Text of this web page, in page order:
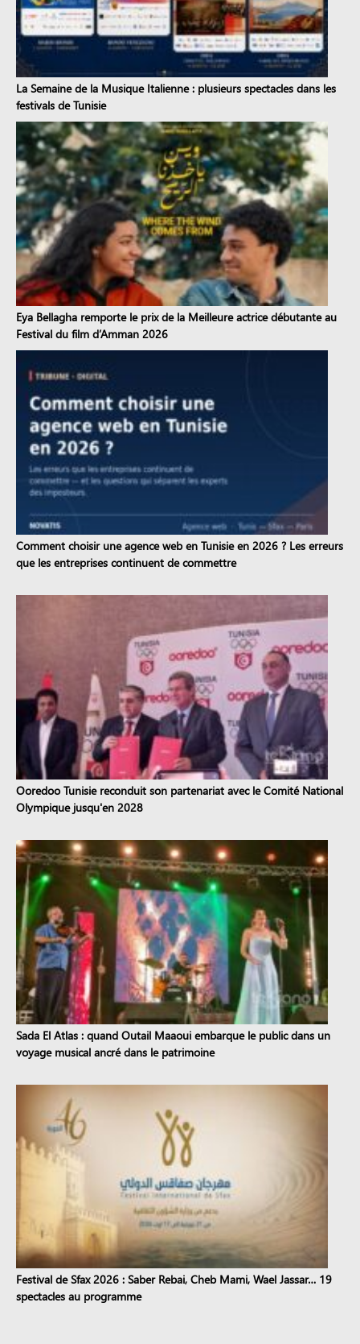
La Semaine de la Musique Italienne : plusieurs spectacles dans les
festivals de Tunisie
Eya Bellagha remporte le prix de la Meilleure actrice débutante au
Festival du film d’Amman 2026
Comment choisir une agence web en Tunisie en 2026 ? Les erreurs
que les entreprises continuent de commettre
Ooredoo Tunisie reconduit son partenariat avec le Comité National
Olympique jusqu'en 2028
Sada El Atlas : quand Outail Maaoui embarque le public dans un
voyage musical ancré dans le patrimoine
Festival de Sfax 2026 : Saber Rebai, Cheb Mami, Wael Jassar… 19
spectacles au programme